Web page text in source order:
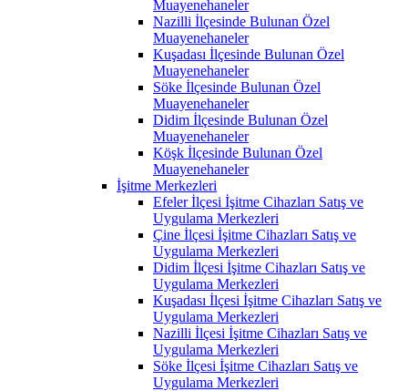
Muayenehaneler
Nazilli İlçesinde Bulunan Özel
Muayenehaneler
Kuşadası İlçesinde Bulunan Özel
Muayenehaneler
Söke İlçesinde Bulunan Özel
Muayenehaneler
Didim İlçesinde Bulunan Özel
Muayenehaneler
Köşk İlçesinde Bulunan Özel
Muayenehaneler
İşitme Merkezleri
Efeler İlçesi İşitme Cihazları Satış ve
Uygulama Merkezleri
Çine İlçesi İşitme Cihazları Satış ve
Uygulama Merkezleri
Didim İlçesi İşitme Cihazları Satış ve
Uygulama Merkezleri
Kuşadası İlçesi İşitme Cihazları Satış ve
Uygulama Merkezleri
Nazilli İlçesi İşitme Cihazları Satış ve
Uygulama Merkezleri
Söke İlçesi İşitme Cihazları Satış ve
Uygulama Merkezleri